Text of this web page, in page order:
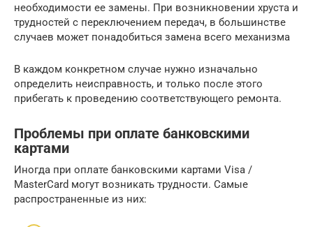
необходимости ее замены. При возникновении хруста и
трудностей с переключением передач, в большинстве
случаев может понадобиться замена всего механизма
В каждом конкретном случае нужно изначально
определить неисправность, и только после этого
прибегать к проведению соответствующего ремонта.
Проблемы при оплате банковскими
картами
Иногда при оплате банковскими картами Visa /
MasterCard могут возникать трудности. Самые
распространенные из них: